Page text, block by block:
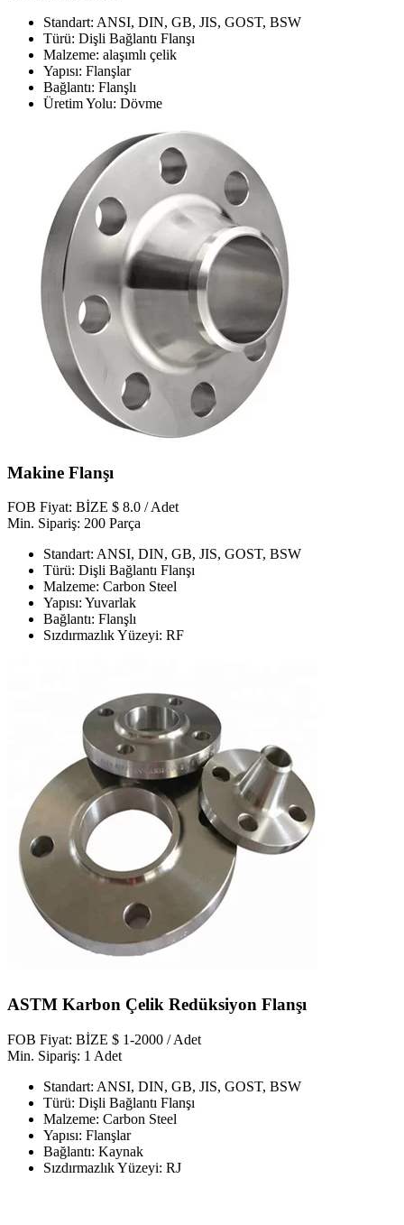
Standart: ANSI, DIN, GB, JIS, GOST, BSW
Türü: Dişli Bağlantı Flanşı
Malzeme: alaşımlı çelik
Yapısı: Flanşlar
Bağlantı: Flanşlı
Üretim Yolu: Dövme
Makine Flanşı
FOB Fiyat: BİZE $ 8.0 / Adet
Min. Sipariş: 200 Parça
Standart: ANSI, DIN, GB, JIS, GOST, BSW
Türü: Dişli Bağlantı Flanşı
Malzeme: Carbon Steel
Yapısı: Yuvarlak
Bağlantı: Flanşlı
Sızdırmazlık Yüzeyi: RF
ASTM Karbon Çelik Redüksiyon Flanşı
FOB Fiyat: BİZE $ 1-2000 / Adet
Min. Sipariş: 1 Adet
Standart: ANSI, DIN, GB, JIS, GOST, BSW
Türü: Dişli Bağlantı Flanşı
Malzeme: Carbon Steel
Yapısı: Flanşlar
Bağlantı: Kaynak
Sızdırmazlık Yüzeyi: RJ